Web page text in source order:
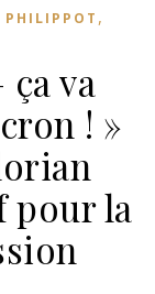
PHILIPPOT ,
va
! »
pour la